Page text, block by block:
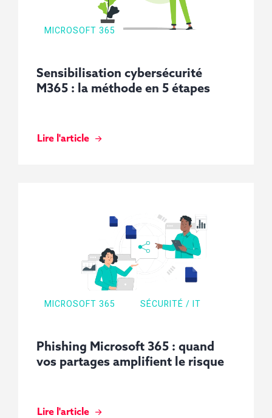
MICROSOFT 365
Sensibilisation cybersécurité
M365 : la méthode en 5 étapes
Lire l'article
MICROSOFT 365 SÉCURITÉ / IT
Phishing Microsoft 365 : quand
vos partages amplifient le risque
Lire l'article